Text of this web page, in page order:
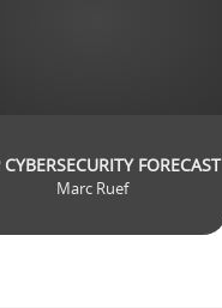
CYBERSECURITY FORECAST
Marc Ruef